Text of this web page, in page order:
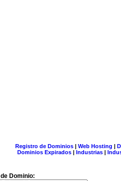
Registro de Dominios| Web Hosting |
Dominios Expirados | Industrias |
Dominio: